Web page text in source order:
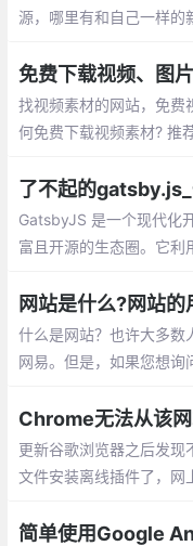
源，哪里有和自己一样的
免费下载视频、图
找视频素材的网站，免费
何免费下载视频素材? 推
otage crate、monzoom
wai
GatsbyJS 是一个现代化
富且开源的生态圈。它
索这个系统吧。
s 的 React 网站生成系统。
什么是网站？也许大多数
网易。但是，如果您想询
语言下的应用程序）等工
更新谷歌浏览器之后发现
文件安装离线插件了，网
是这个方法我尝试之后失